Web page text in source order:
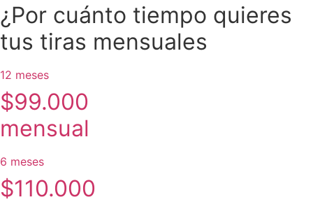
¿Por cuánto tiempo quieres
tus tiras mensuales
12 meses
$99.000
mensual
6 meses
$110.000